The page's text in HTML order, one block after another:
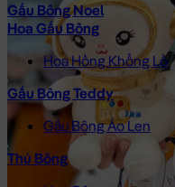
Gấu Bông Noel
Hoa Gấu Bông
Hoa Hồng Khổng Lồ
Gấu Bông Teddy
Gấu Bông Áo Len
Thú Bông